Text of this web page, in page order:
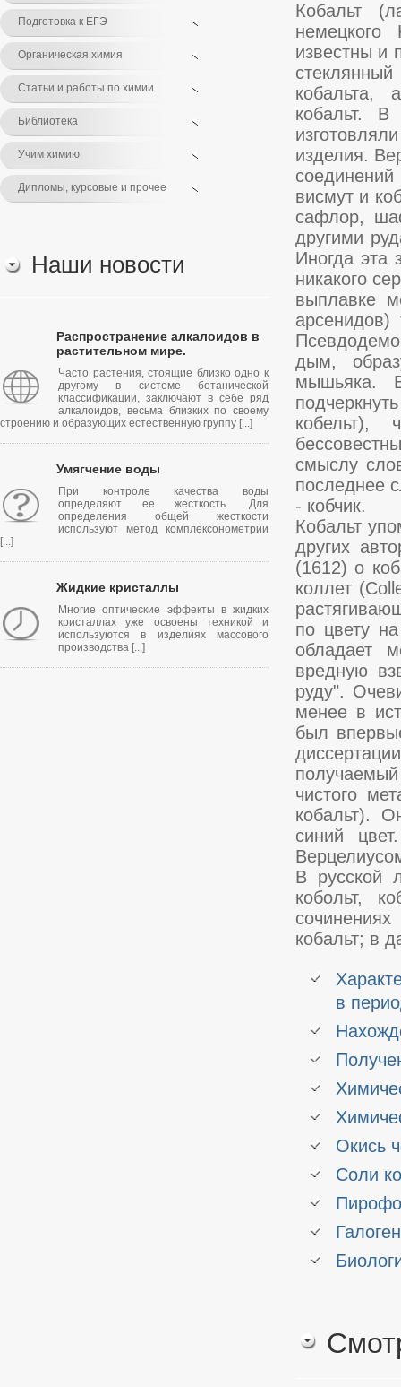
Подготовка к ЕГЭ
Органическая химия
Статьи и работы по химии
Библиотека
Учим химию
Дипломы, курсовые и прочее
Наши новости
Распространение алкалоидов в
растительном мире.
Часто растения, стоящие близко одно к
другому в системе ботанической
классификации, заключают в себе ряд
алкалоидов, весьма близких по своему
строению и образующих естественную группу [...]
Умягчение воды
При контроле качества воды
определяют ее жесткость. Для
определения общей жесткости
используют метод комплексонометрии
[...]
Жидкие кристаллы
Многие оптические эффекты в жидких
кристаллах уже освоены техникой и
используются в изделиях массового
производства [...]
Кобальт
известны и
кобальта,
кобальт.
изделия.
висмут и
сафлор,
другими
Иногда эта
никакого
выплавке
дым,
мышьяка.
кобельт),
смыслу
последнее
- кобчик.
Кобальт
других
(1612) о
коллет
по цвету
обладает
вредную
руду".
менее в
был
чистого
кобальт).
синий
В русской
кобольт,
кобальт; в
в
Окись
Соли